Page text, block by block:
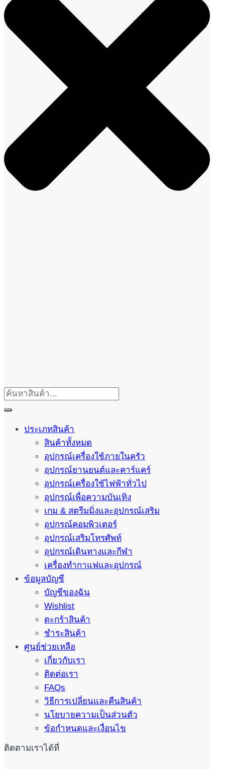
ประเภทสินค้า
สินค้าทั้งหมด
อุปกรณ์เครื่องใช้ภายในครัว
อุปกรณ์ยานยนต์และคาร์แคร์
อุปกรณ์เครื่องใช้ไฟฟ้าทั่วไป
อุปกรณ์เพื่อความบันเทิง
เกม & สตรีมมิ่งและอุปกรณ์เสริม
อุปกรณ์คอมพิวเตอร์
อุปกรณ์เสริมโทรศัพท์
อุปกรณ์เดินทางและกีฬา
เครื่องทำกาแฟและอุปกรณ์
ข้อมูลบัญชี
บัญชีของฉัน
Wishlist
ตะกร้าสินค้า
ชำระสินค้า
ศูนย์ช่วยเหลือ
เกี่ยวกับเรา
ติดต่อเรา
FAQs
วิธีการเปลี่ยนและคืนสินค้า
นโยบายความเป็นส่วนตัว
ข้อกำหนดและเงื่อนไข
ติดตามเราได้ที่